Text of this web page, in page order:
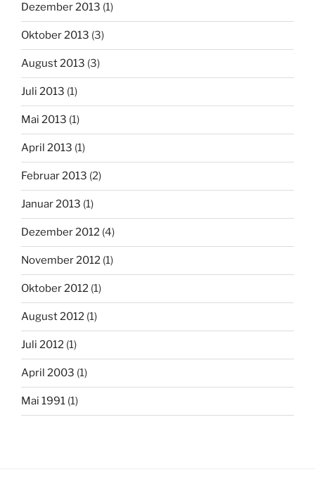
Dezember 2013 (1)
Oktober 2013 (3)
August 2013 (3)
Juli 2013 (1)
Mai 2013 (1)
April 2013 (1)
Februar 2013 (2)
Januar 2013 (1)
Dezember 2012 (4)
November 2012 (1)
Oktober 2012 (1)
August 2012 (1)
Juli 2012 (1)
April 2003 (1)
Mai 1991 (1)